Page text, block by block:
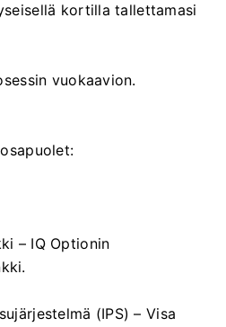
kortilla tallettamasi
vuokaavion.
– IQ Optionin
(IPS) – Visa